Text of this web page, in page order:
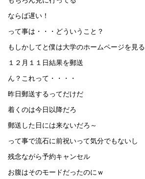
ならば遅い！
って事は・・・どういうこと？
もしかしてと僕は大学のホームページを見る
１２月１１日結果を郵送
ん？これって・・・・
昨日郵送するってだけだ
着くのは今日以降だろ
郵送した日には来ないだろ～
って事で流石に前祝いって気分でもないし
残念ながら予約キャンセル
お腹はそのモードだったのにｗ